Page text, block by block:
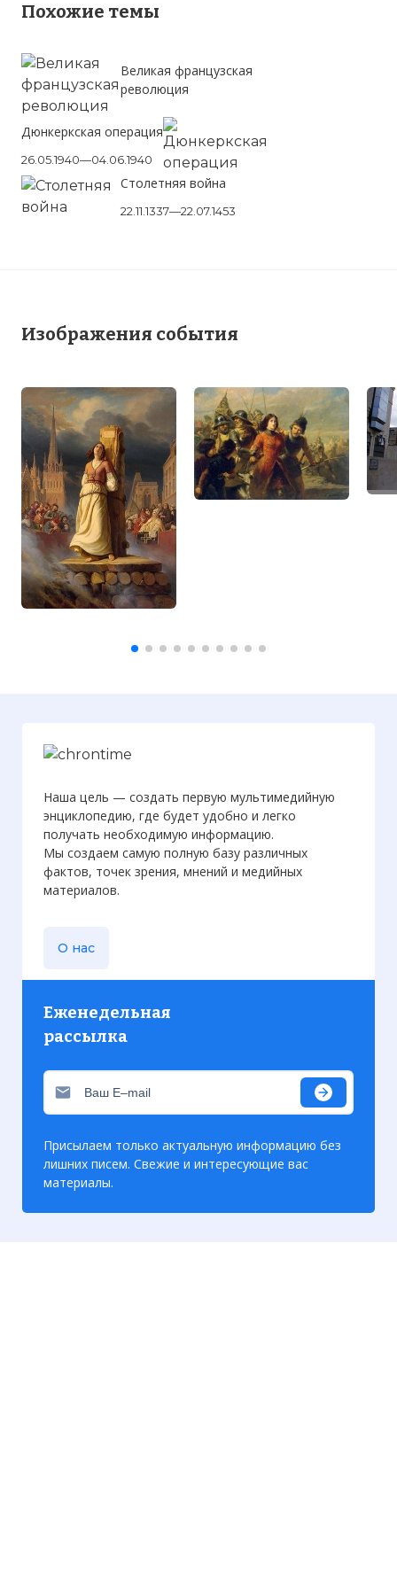
Похожие темы
Великая французская
революция
Дюнкеркская операция
26.05.1940—04.06.1940
Столетняя война
22.11.1337—22.07.1453
Изображения события
Наша цель — создать первую мультимедийную
энциклопедию, где будет удобно и легко
получать необходимую информацию.
Мы создаем самую полную базу различных
фактов, точек зрения, мнений и медийных
материалов.
О нас
Еженедельная
рассылка
Присылаем только актуальную информацию без
лишних писем. Свежие и интересующие вас
материалы.